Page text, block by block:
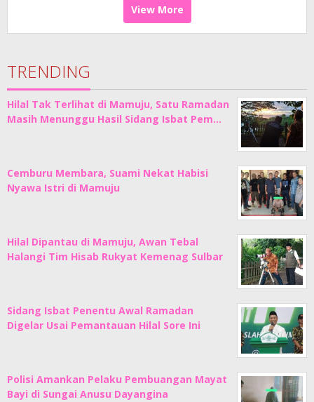
View More
TRENDING
Hilal Tak Terlihat di Mamuju, Satu Ramadan
Masih Menunggu Hasil Sidang Isbat Pem…
Cemburu Membara, Suami Nekat Habisi
Nyawa Istri di Mamuju
Hilal Dipantau di Mamuju, Awan Tebal
Halangi Tim Hisab Rukyat Kemenag Sulbar
Sidang Isbat Penentu Awal Ramadan
Digelar Usai Pemantauan Hilal Sore Ini
Polisi Amankan Pelaku Pembuangan Mayat
Bayi di Sungai Anusu Dayangina